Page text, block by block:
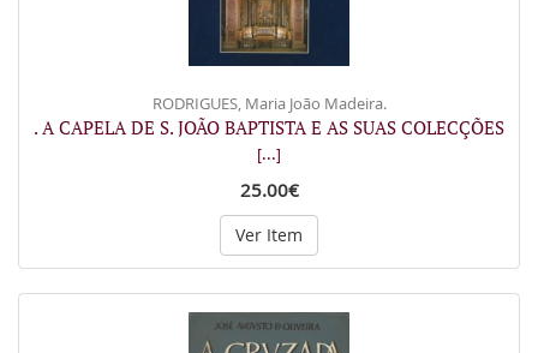
RODRIGUES, Maria João Madeira.
. A CAPELA DE S. JOÃO BAPTISTA E AS SUAS COLECÇÕES
[...]
25.00€
Ver Item